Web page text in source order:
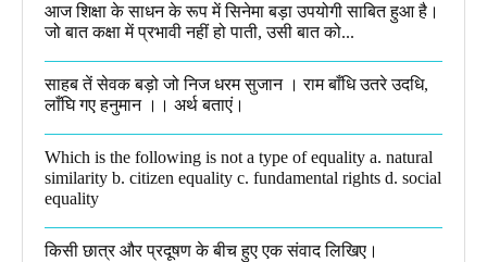
आज शिक्षा के साधन के रूप में सिनेमा बड़ा उपयोगी साबित हुआ है।
जो बात कक्षा में प्रभावी नहीं हो पाती, उसी बात को...
साहब तें सेवक बड़ो जो निज धरम सुजान । राम बाँधि उतरे उदधि,
लाँघि गए हनुमान ।।​ अर्थ बताएं।
Which is the following is not a type of equality a. natural
similarity b. citizen equality c. fundamental rights d. social
equality​
किसी छात्र और प्रदूषण के बीच हुए एक संवाद लिखिए।​